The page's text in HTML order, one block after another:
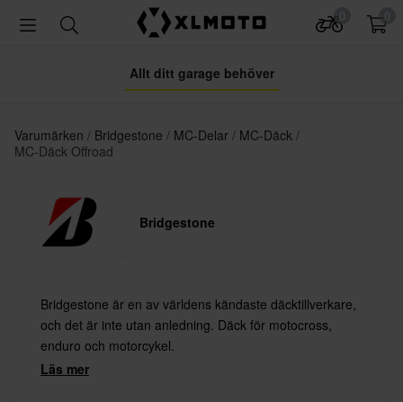
Allt ditt garage behöver
Varumärken Bridgestone MC-Delar
MC-Däck
MC-Däck Offroad
Bridgestone
Bridgestone är en av världens kändaste däcktillverkare,
och det är inte utan anledning. Däck för motocross,
enduro och motorcykel.
Läs mer